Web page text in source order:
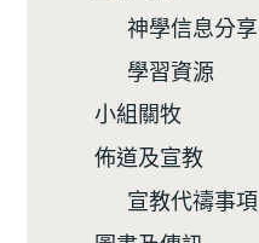
神學信息分享
學習資源
小組關牧
佈道及宣教
宣教代禱事項